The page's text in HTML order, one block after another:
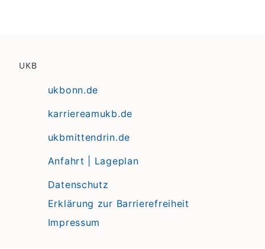
UKB
ukbonn.de
karriereamukb.de
ukbmittendrin.de
Anfahrt | Lageplan
Datenschutz
Erklärung zur Barrierefreiheit
Impressum